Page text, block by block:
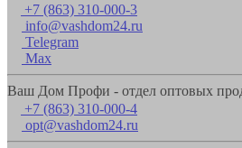
+7 (863) 310-000-3
info@vashdom24.ru
Telegram
Max
Ваш Дом Профи - отдел оптовых
+7 (863) 310-000-4
opt@vashdom24.ru